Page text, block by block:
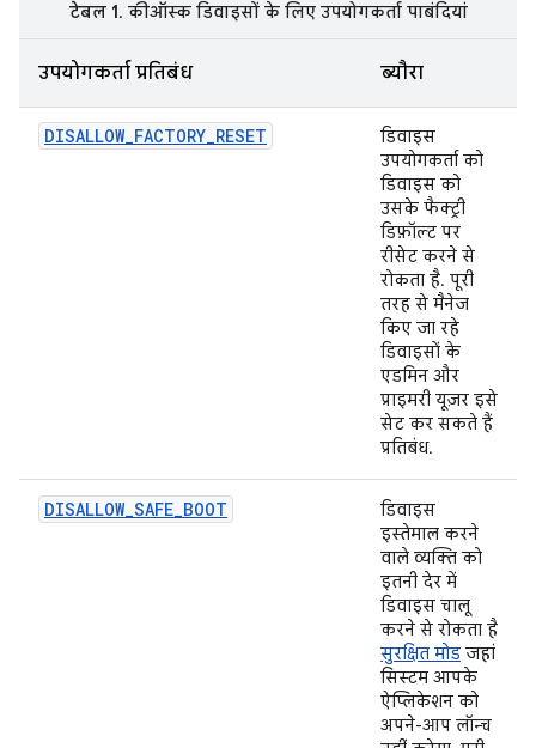
टेबल 1. कीऑस्क डिवाइसों के लिए उपयोगकर्ता पाबंदियां
उपयोगकर्ता प्रतिबंध ब्यौरा
DISALLOW_FACTORY_RESET
डिवाइस
उपयोगकर्ता को
डिवाइस को
उसके फैक्ट्री
डिफ़ॉल्ट पर
रीसेट करने से
रोकता है. पूरी
तरह से मैनेज
किए जा रहे
डिवाइसों के
एडमिन और
प्राइमरी यूज़र इसे
सेट कर सकते हैं
प्रतिबंध.
DISALLOW_SAFE_BOOT
डिवाइस
इस्तेमाल करने
वाले व्यक्ति को
इतनी देर में
डिवाइस चालू
करने से रोकता है
सुरक्षित मोड जहां
सिस्टम आपके
ऐप्लिकेशन को
अपने-आप लॉन्च